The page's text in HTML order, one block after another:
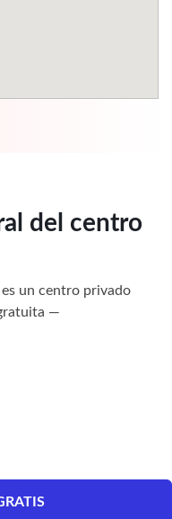
del centro
es un centro privado
—